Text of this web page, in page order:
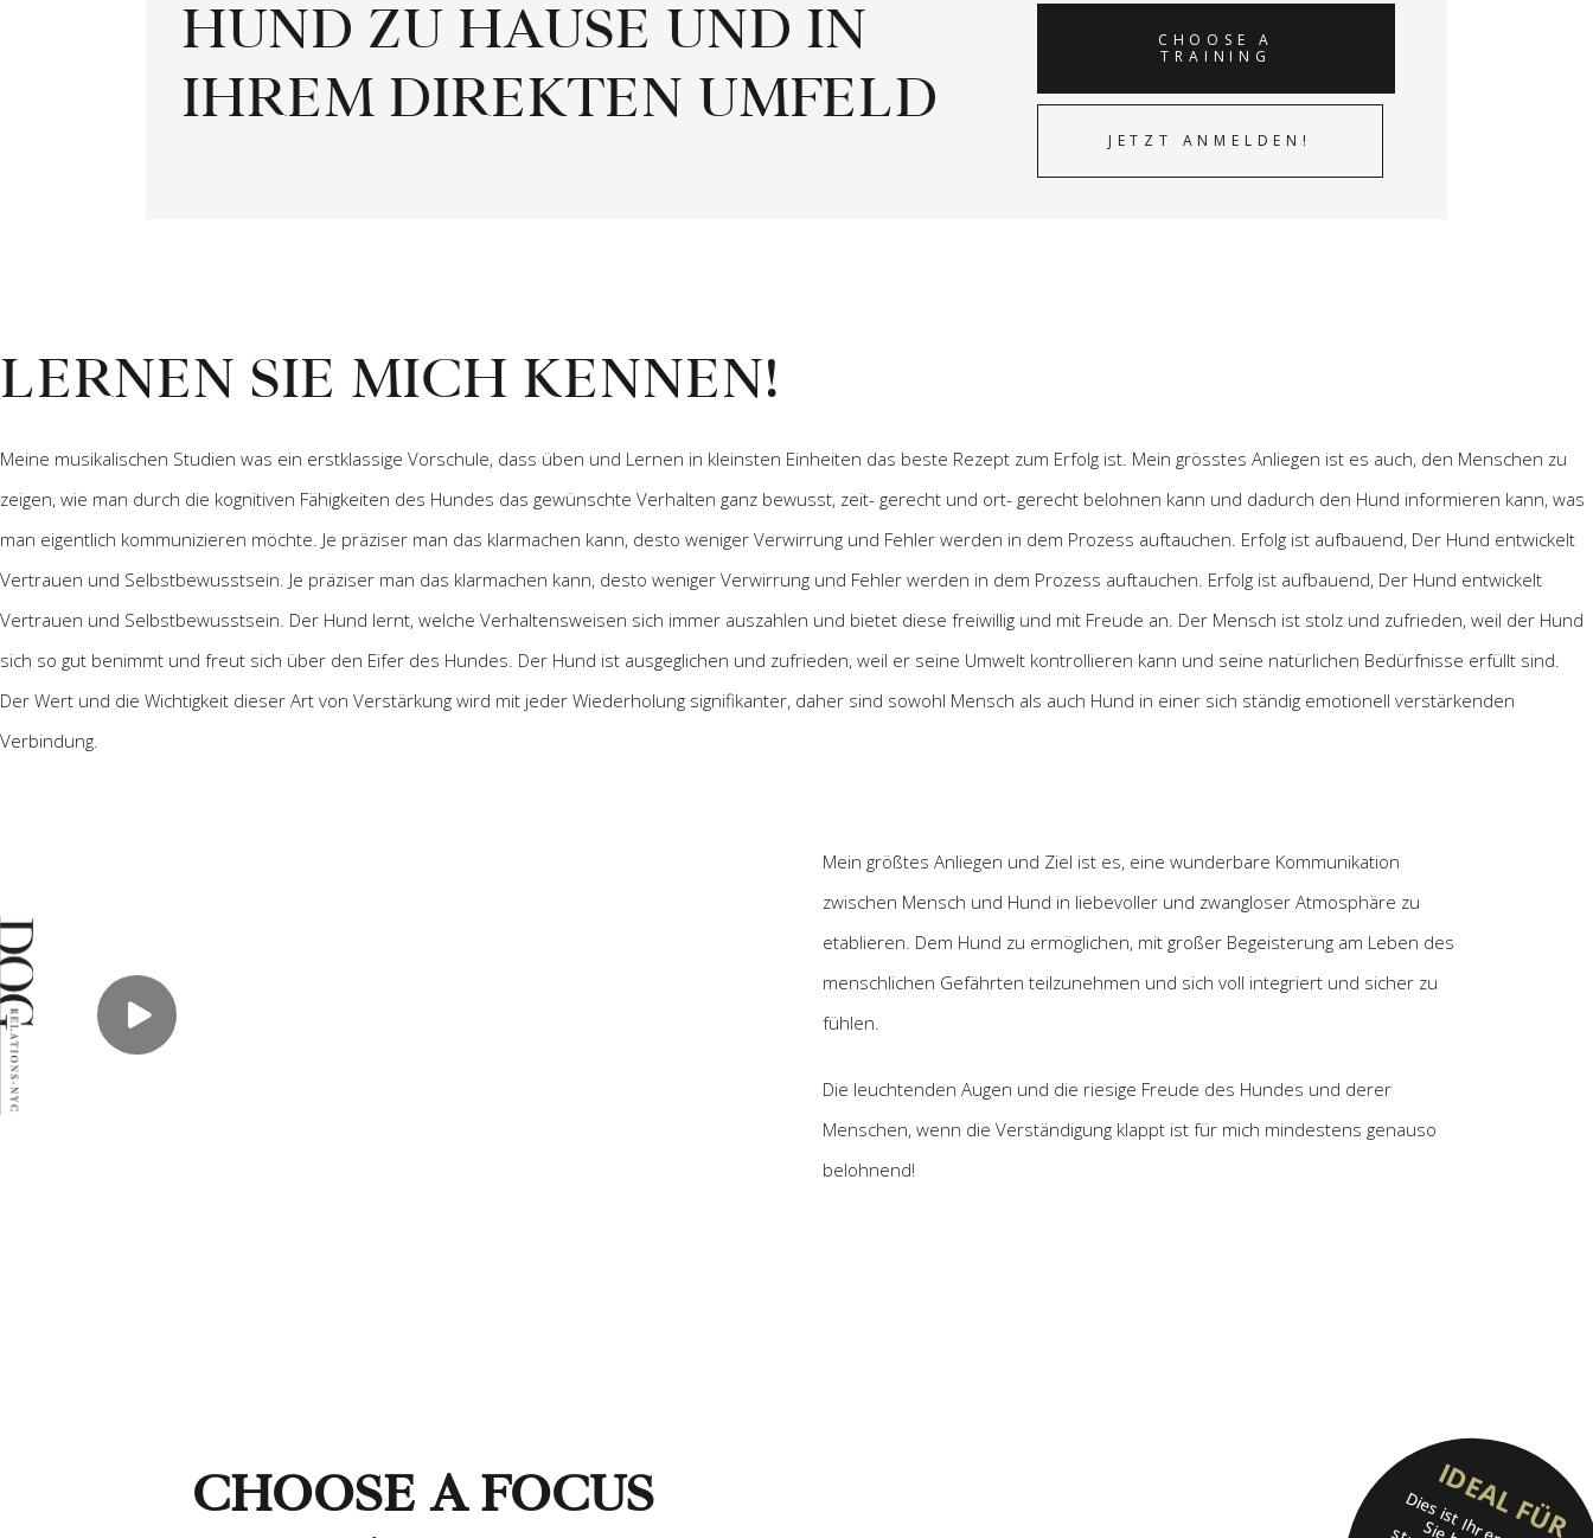
HUND ZU HAUSE UND IN
IHREM DIREKTEN UMFELD
CHOOSE A
TRAINING
JETZT ANMELDEN!
LERNEN SIE MICH KENNEN!
Meine musikalischen Studien was ein erstklassige Vorschule, dass üben und Lernen in kleinsten Einheiten das beste Rezept zum Erfolg ist. Mein grösstes Anliegen ist es auch, den Menschen zu
zeigen, wie man durch die kognitiven Fähigkeiten des Hundes das gewünschte Verhalten ganz bewusst, zeit- gerecht und ort- gerecht belohnen kann und dadurch den Hund informieren kann, was
man eigentlich kommunizieren möchte. Je präziser man das klarmachen kann, desto weniger Verwirrung und Fehler werden in dem Prozess auftauchen. Erfolg ist aufbauend, Der Hund entwickelt
Vertrauen und Selbstbewusstsein. Je präziser man das klarmachen kann, desto weniger Verwirrung und Fehler werden in dem Prozess auftauchen. Erfolg ist aufbauend, Der Hund entwickelt
Vertrauen und Selbstbewusstsein. Der Hund lernt, welche Verhaltensweisen sich immer auszahlen und bietet diese freiwillig und mit Freude an. Der Mensch ist stolz und zufrieden, weil der Hund
sich so gut benimmt und freut sich über den Eifer des Hundes. Der Hund ist ausgeglichen und zufrieden, weil er seine Umwelt kontrollieren kann und seine natürlichen Bedürfnisse erfüllt sind.
Der Wert und die Wichtigkeit dieser Art von Verstärkung wird mit jeder Wiederholung signifikanter, daher sind sowohl Mensch als auch Hund in einer sich ständig emotionell verstärkenden
Verbindung.
Mein größtes Anliegen und Ziel ist es, eine wunderbare Kommunikation
zwischen Mensch und Hund in liebevoller und zwangloser Atmosphäre zu
etablieren. Dem Hund zu ermöglichen, mit großer Begeisterung am Leben des
menschlichen Gefährten teilzunehmen und sich voll integriert und sicher zu
fühlen.
Die leuchtenden Augen und die riesige Freude des Hundes und derer
Menschen, wenn die Verständigung klappt ist für mich mindestens genauso
belohnend!
IDEAL FÜR
CHOOSE A FOCUS